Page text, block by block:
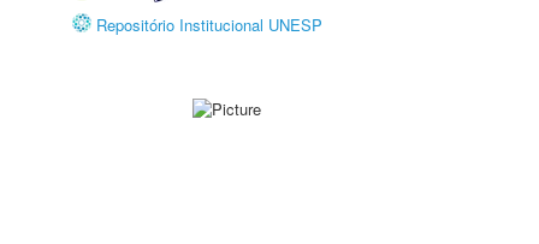
Repositório Institucional UNESP